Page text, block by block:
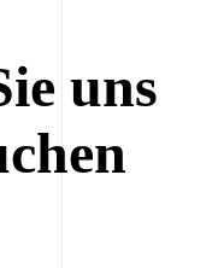
uns